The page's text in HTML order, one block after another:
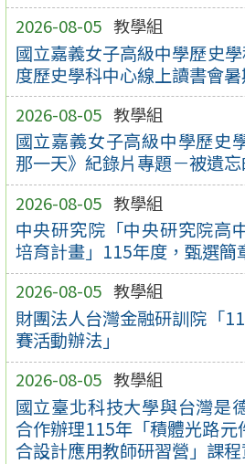
2026-08-05 教學組
國立嘉義女子高級中學歷史
度歷史學科中心線上讀書會
2026-08-05 教學組
國立嘉義女子高級中學歷史
那一天》紀錄片專題－被遺
2026-08-05 教學組
中央研究院「中央研究院高
培育計畫」115年度，甄選簡
2026-08-05 教學組
財團法人台灣金融研訓院「
賽活動辦法」
2026-08-05 教學組
國立臺北科技大學與台灣是
合作辦理115年「積體光路元
合設計應用教師研習營」課